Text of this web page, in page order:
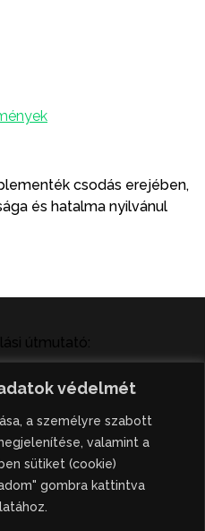
védelmét
a személyre szabott
valamint a
sütiket (cookie)
gombra kattintva
csodás erejében,
és hatalma nyilvánul
útmutató:
internetes hírportálon
és minden egyéb
Gion Nándor Kulturális
képezik, amely szellemi
törvények védik. A
és polgári jogi
után. A hírportálon